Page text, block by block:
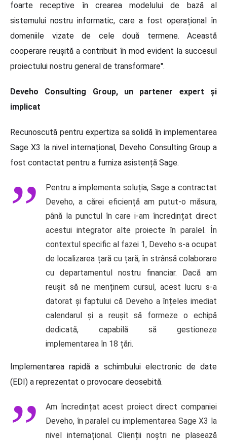
foarte receptive în crearea modelului de bază al
sistemului nostru informatic, care a fost operațional în
domeniile vizate de cele două termene. Această
cooperare reușită a contribuit în mod evident la succesul
proiectului nostru general de transformare".
Deveho Consulting Group, un partener expert și
implicat
Recunoscută pentru expertiza sa solidă în implementarea
Sage X3 la nivel internațional, Deveho Consulting Group a
fost contactat pentru a furniza asistență Sage.
Pentru a implementa soluția, Sage a contractat
Deveho, a cărei eficiență am putut-o măsura,
până la punctul în care i-am încredințat direct
acestui integrator alte proiecte în paralel. În
contextul specific al fazei 1, Deveho s-a ocupat
de localizarea țară cu țară, în strânsă colaborare
cu departamentul nostru financiar. Dacă am
reușit să ne menținem cursul, acest lucru s-a
datorat și faptului că Deveho a înțeles imediat
calendarul și a reușit să formeze o echipă
dedicată, capabilă să gestioneze
implementarea în 18 țări.
Implementarea rapidă a schimbului electronic de date
(EDI) a reprezentat o provocare deosebită.
Am încredințat acest proiect direct companiei
Deveho, în paralel cu implementarea Sage X3 la
nivel internațional. Clienții noștri ne plasează